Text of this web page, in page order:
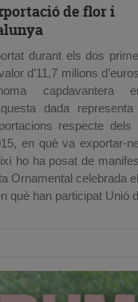
de flor i
durant els dos
d’11,7 milions
capdavantera
dada
respecte
en què va exportar-
ho ha posat de
Ornamental celebrada
què han participat Unió
el Mercat de la
(CHOC).